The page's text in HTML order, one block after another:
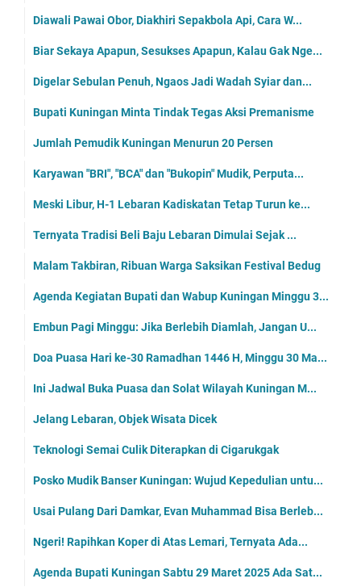
Diawali Pawai Obor, Diakhiri Sepakbola Api, Cara W...
Biar Sekaya Apapun, Sesukses Apapun, Kalau Gak Nge...
Digelar Sebulan Penuh, Ngaos Jadi Wadah Syiar dan...
Bupati Kuningan Minta Tindak Tegas Aksi Premanisme
Jumlah Pemudik Kuningan Menurun 20 Persen
Karyawan "BRI", "BCA" dan "Bukopin" Mudik, Perputa...
Meski Libur, H-1 Lebaran Kadiskatan Tetap Turun ke...
Ternyata Tradisi Beli Baju Lebaran Dimulai Sejak ...
Malam Takbiran, Ribuan Warga Saksikan Festival Bedug
Agenda Kegiatan Bupati dan Wabup Kuningan Minggu 3...
Embun Pagi Minggu: Jika Berlebih Diamlah, Jangan U...
Doa Puasa Hari ke-30 Ramadhan 1446 H, Minggu 30 Ma...
Ini Jadwal Buka Puasa dan Solat Wilayah Kuningan M...
Jelang Lebaran, Objek Wisata Dicek
Teknologi Semai Culik Diterapkan di Cigarukgak
Posko Mudik Banser Kuningan: Wujud Kepedulian untu...
Usai Pulang Dari Damkar, Evan Muhammad Bisa Berleb...
Ngeri! Rapihkan Koper di Atas Lemari, Ternyata Ada...
Agenda Bupati Kuningan Sabtu 29 Maret 2025 Ada Sat...